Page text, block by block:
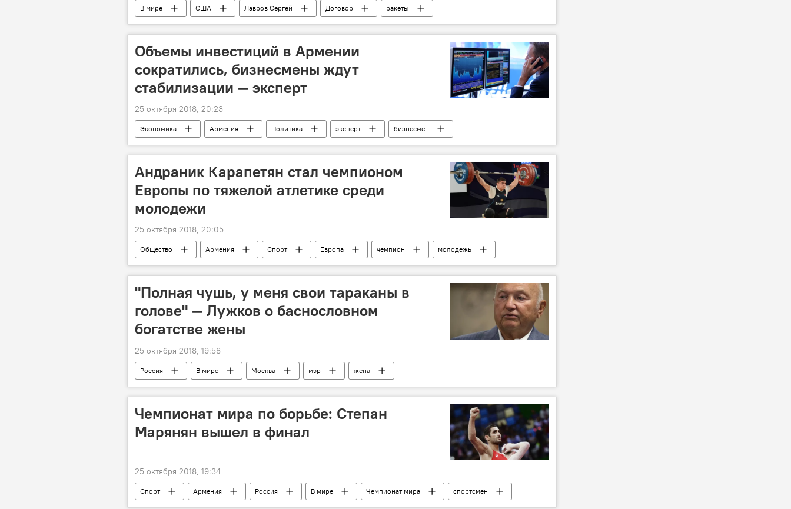
В мире США Лавров Сергей Договор ракеты
Объемы инвестиций в Армении
сократились, бизнесмены ждут
стабилизации — эксперт
25 октября 2018, 20:23
Экономика Армения Политика эксперт бизнесмен
Андраник Карапетян стал чемпионом
Европы по тяжелой атлетике среди
молодежи
25 октября 2018, 20:05
Общество Армения Спорт Европа чемпион
молодежь
Польша
Новости Армения тяжелая атлетика
"Полная чушь, у меня свои тараканы в
голове" — Лужков о баснословном
богатстве жены
25 октября 2018, 19:58
Россия В мире Москва мэр жена
Чемпионат мира по борьбе: Степан
Марянян вышел в финал
25 октября 2018, 19:34
Спорт Армения Россия В мире Чемпионат мира
спортсмен